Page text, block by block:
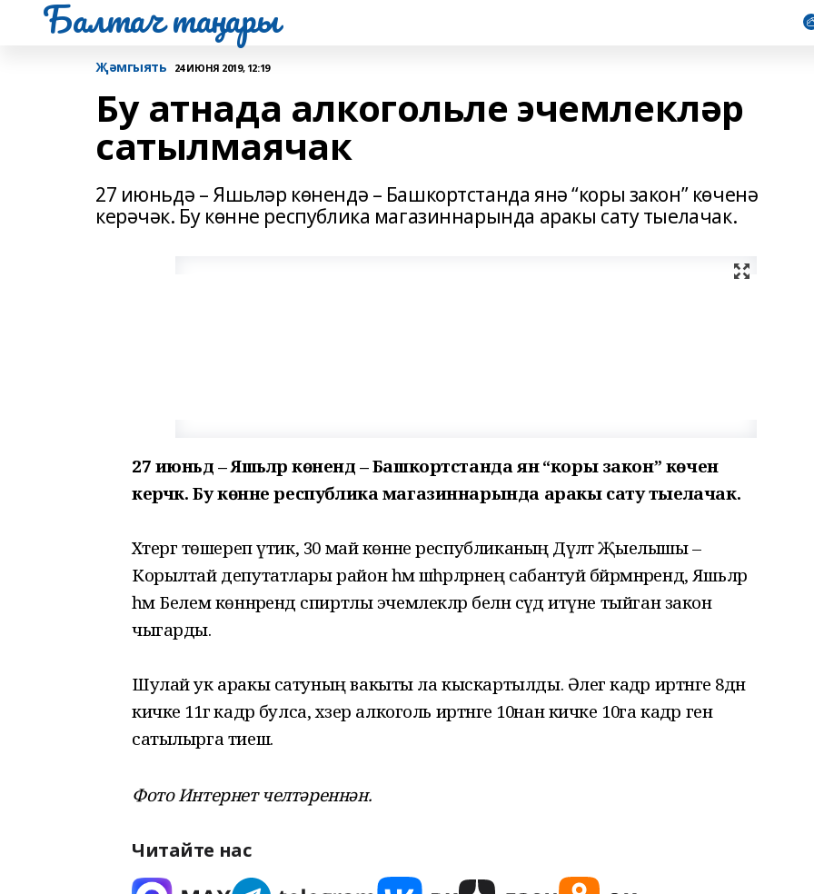
Балтач таңнары
Җәмгыять 24 ИЮНЯ 2019, 12:19
Бу атнада алкогольле эчемлекләр
сатылмаячак
27 июньдә – Яшьләр көнендә – Башкортстанда янә “коры закон” көченә
керәчәк. Бу көнне республика магазиннарында аракы сату тыелачак.
27 июньдә – Яшьләр көнендә – Башкортстанда янә “коры закон” көченә
керәчәк. Бу көнне республика магазиннарында аракы сату тыелачак.
Хәтергә төшереп үтик, 30 май көнне республиканың Дәүләт Җыелышы –
Корылтай депутатлары район һәм шәһәрләрнең сабантуй бәйрәмнәрендә, Яшьләр
һәм Белем көннәрендә спиртлы эчемлекләр белән сәүдә итүне тыйган закон
чыгарды.
Шулай ук аракы сатуның вакыты ла кыскартылды. Әлегә кадәр иртәнге 8дән
кичке 11гә кадәр булса, хәзер алкоголь иртәнге 10нан кичке 10га кадәр генә
сатылырга тиеш.
Фото Интернет челтәреннән.
Читайте нас